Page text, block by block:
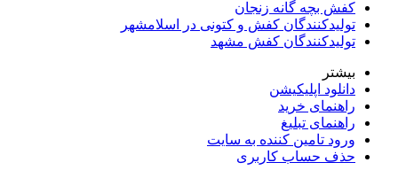
کفش بچه گانه زنجان
تولیدکنندگان کفش و کتونی در اسلامشهر
تولیدکنندگان کفش مشهد
بیشتر
دانلود اپلیکیشن
راهنمای خرید
راهنمای تبلیغ
ورود تامین کننده به سایت
حذف حساب کاربری